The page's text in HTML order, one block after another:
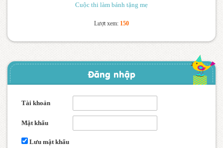
Cuộc thi làm bánh tặng mẹ
Lượt xem: 150
Đăng nhập
Tài khoản
Mật khẩu
Lưu mật khẩu